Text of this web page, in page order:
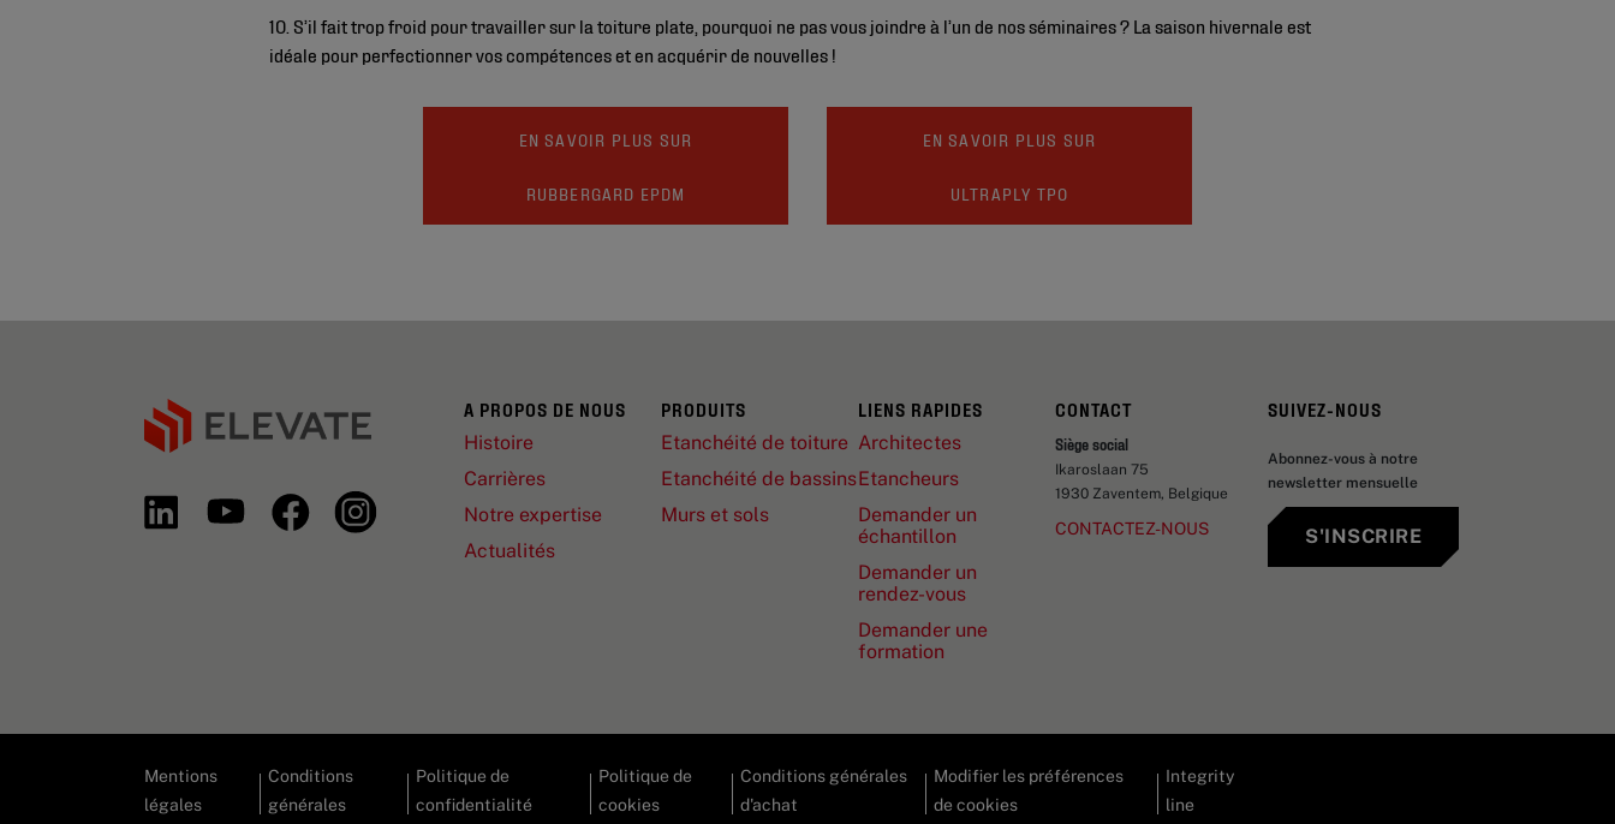
10. S’il fait trop froid pour travailler sur la toiture plate, pourquoi ne pas vous joindre à l’un de nos séminaires ? La saison hivernale est
idéale pour perfectionner vos compétences et en acquérir de nouvelles !
EN SAVOIR PLUS SUR
RUBBERGARD EPDM
EN SAVOIR PLUS SUR
ULTRAPLY TPO
A PROPOS DE NOUS
Histoire
Carrières
Notre expertise
Actualités
PRODUITS
Etanchéité de toiture
Etanchéité de bassins
Murs et sols
LIENS RAPIDES
Architectes
Etancheurs
Demander un
échantillon
Demander un
rendez-vous
Demander une
formation
CONTACT
Siège social
Ikaroslaan 75
1930 Zaventem, Belgique
CONTACTEZ-NOUS
SUIVEZ-NOUS
Abonnez-vous à notre
newsletter mensuelle
S'INSCRIRE
Mentions
légales
Conditions
générales
Politique de
confidentialité
Politique de
cookies
Conditions générales
d'achat
Modifier les préférences
de cookies
Integrity
line